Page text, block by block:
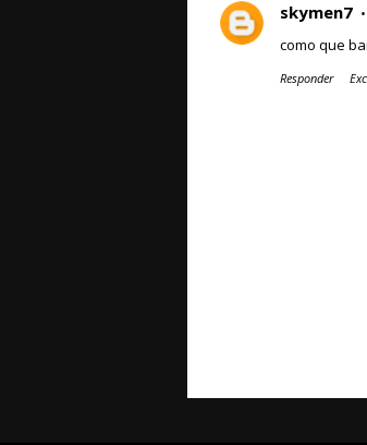
skymen7
como que
Responder